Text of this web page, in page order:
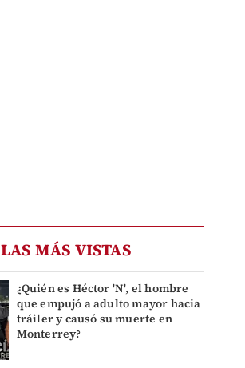
LAS MÁS VISTAS
¿Quién es Héctor 'N', el hombre
que empujó a adulto mayor hacia
tráiler y causó su muerte en
Monterrey?